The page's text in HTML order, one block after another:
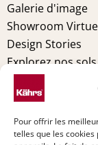
Pour offrir les
telles que les
Galerie d'image
Showroom
Design Stories
Explorez nos
MENTIONS
Politique